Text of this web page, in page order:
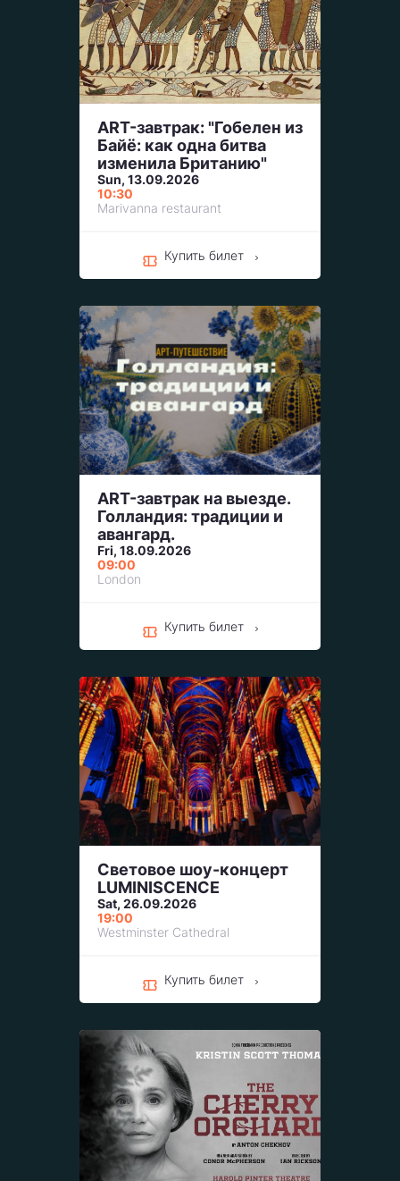
ART-завтрак: "Гобелен из
Байё: как одна битва
изменила Британию"
Sun, 13.09.2026
10:30
Marivanna restaurant
Купить билет
ART-завтрак на выезде.
Голландия: традиции и
авангард.
Fri, 18.09.2026
09:00
London
Купить билет
Световое шоу-концерт
LUMINISCENCE
Sat, 26.09.2026
19:00
Westminster Cathedral
Купить билет